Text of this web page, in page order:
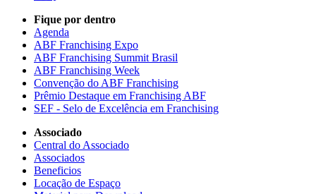
Fique por dentro
Agenda
ABF Franchising Expo
ABF Franchising Summit Brasil
ABF Franchising Week
Convenção do ABF Franchising
Prêmio Destaque em Franchising ABF
SEF - Selo de Excelência em Franchising
Associado
Central do Associado
Associados
Beneficios
Locação de Espaço